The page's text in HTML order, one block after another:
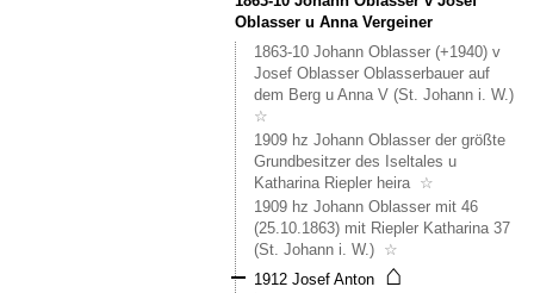
Auf
einem
aus
und
Oblasser u Anna Vergeiner
1863-10 Johann Oblasser (+1940) v
Josef Oblasser Oblasserbauer auf
dem Berg u Anna V (St. Johann i. W.)
☆
1909 hz Johann Oblasser der größte
Grundbesitzer des Iseltales u
Katharina Riepler heira
☆
1909 hz Johann Oblasser mit 46
(25.10.1863) mit Riepler Katharina 37
(St. Johann i. W.)
☆
1912 Josef Anton
⌂